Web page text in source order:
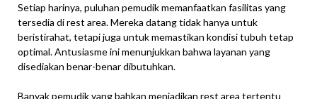
Setiap harinya, puluhan pemudik memanfaatkan fasilitas yang
tersedia di rest area. Mereka datang tidak hanya untuk
beristirahat, tetapi juga untuk memastikan kondisi tubuh tetap
optimal. Antusiasme ini menunjukkan bahwa layanan yang
disediakan benar-benar dibutuhkan.
Banyak pemudik yang bahkan menjadikan rest area tertentu